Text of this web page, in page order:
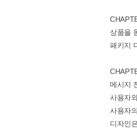
상품을
패키지
메시지
사용자
사용자
디자인